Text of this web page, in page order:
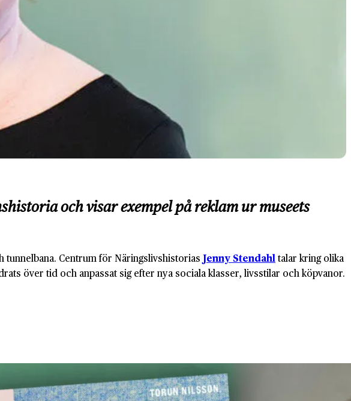
och visar exempel på reklam ur museets
tunnelbana. Centrum för Näringslivshistorias Jenny Stendahltalar kring olika
över tid och anpassat sig efter nya sociala klasser, livsstilar och köpvanor.